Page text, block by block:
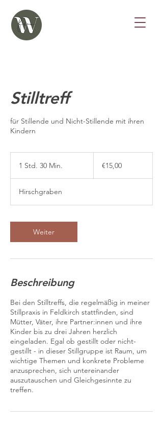
Stilltreff
für Stillende und Nicht-Stillende mit ihren
Kindern
1 Std. 30 Min.
3
M
n
€15,00
Hirschgraben
Weiter
Beschreibung
Bei den Stilltreffs, die regelmäßig in meiner
Stillpraxis in Feldkirch stattfinden, sind
Mütter, Väter, ihre Partner:innen und ihre
Kinder bis zu drei Jahren herzlich
eingeladen. Egal ob gestillt oder nicht-
gestillt - in dieser Stillgruppe ist Raum, um
wichtige Themen und konkrete Probleme
anzusprechen, sich untereinander
auszutauschen und Gleichgesinnte zu
treffen.